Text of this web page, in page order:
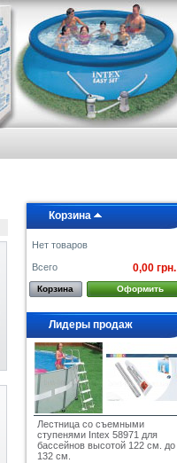
Корзина
Нет товаров
Всего 0,00 грн.
Корзина Оформить
Лидеры продаж
Лестница со съемными
ступенями Intex 58971 для
бассейнов высотой 122 см. до
132 см.